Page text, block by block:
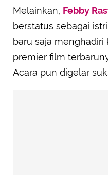
Melainkan, Febby
berstatus sebagai
baru saja
premier film
Acara pun digelar